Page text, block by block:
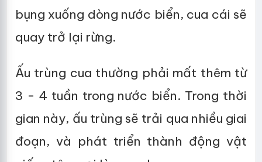
bụng xuống dòng nước biển, cua cái sẽ
quay trở lại rừng.
Ấu trùng cua thường phải mất thêm từ
3 - 4 tuần trong nước biển. Trong thời
gian này, ấu trùng sẽ trải qua nhiều giai
đoạn, và phát triển thành động vật